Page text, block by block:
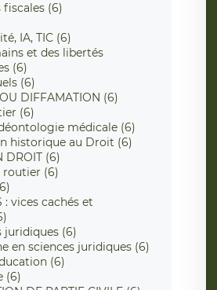
fiscales (6)
IA, TIC (6)
et des libertés
(6)
(6)
DIFFAMATION (6)
(6)
médicale (6)
historique au Droit (6)
DROIT (6)
(6)
: vices cachés et
juridiques (6)
en sciences juridiques (6)
(6)
(6)